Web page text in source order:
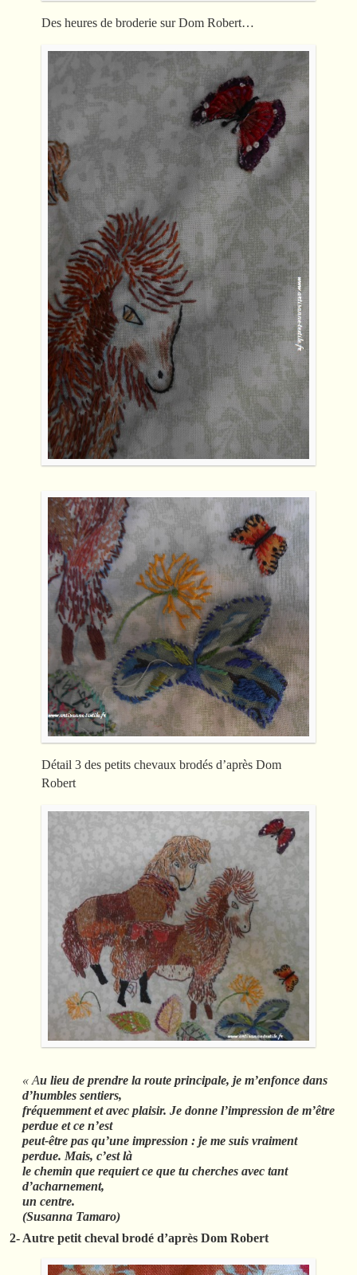
Des heures de broderie sur Dom Robert…
Détail 3 des petits chevaux brodés d’après Dom
Robert
« Au lieu de prendre la route principale, je m’enfonce dans
d’humbles sentiers,
fréquemment et avec plaisir. Je donne l’impression de m’être
perdue et ce n’est
peut-être pas qu’une impression : je me suis vraiment
perdue. Mais, c’est là
le chemin que requiert ce que tu cherches avec tant
d’acharnement,
un centre.
(Susanna Tamaro)
2- Autre petit cheval brodé d’après Dom Robert